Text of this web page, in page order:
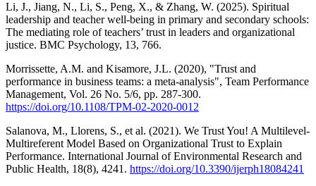
Li, J., Jiang, N., Li, S., Peng, X., & Zhang, W. (2025). Spiritual
leadership and teacher well-being in primary and secondary schools:
The mediating role of teachers’ trust in leaders and organizational
justice. BMC Psychology, 13, 766.
Morrissette, A.M. and Kisamore, J.L. (2020), "Trust and
performance in business teams: a meta-analysis", Team Performance
Management, Vol. 26 No. 5/6, pp. 287-300.
https://doi.org/10.1108/TPM-02-2020-0012
Salanova, M., Llorens, S., et al. (2021). We Trust You! A Multilevel-
Multireferent Model Based on Organizational Trust to Explain
Performance. International Journal of Environmental Research and
Public Health, 18(8), 4241. https://doi.org/10.3390/ijerph18084241